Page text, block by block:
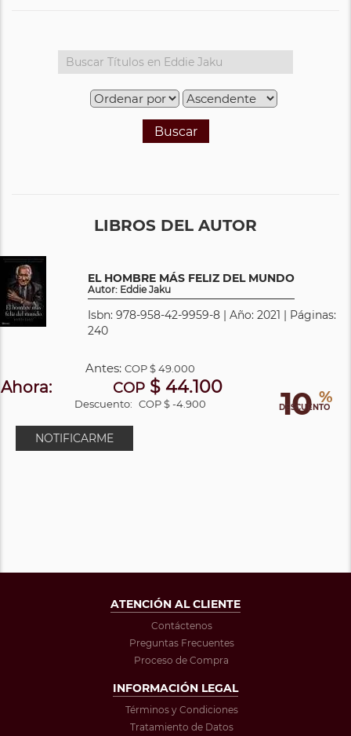
Buscar
LIBROS DEL AUTOR
EL HOMBRE MÁS FELIZ DEL MUNDO
Autor: Eddie Jaku
Isbn: 978-958-42-9959-8 | Año: 2021 | Páginas:
240
10 %
DESCUENTO
Antes:COP$ 49.000
Ahora: COP $ 44.100
Descuento: COP $ -4.900
NOTIFICARME
ATENCIÓN AL CLIENTE
Contáctenos
Preguntas Frecuentes
Proceso de Compra
INFORMACIÓN LEGAL
Términos y Condiciones
Tratamiento de Datos